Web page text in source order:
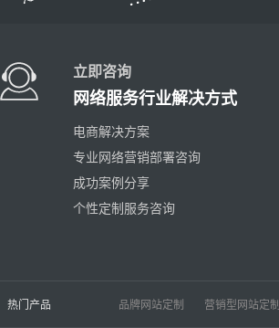
立即咨询
网络服务行业解决方式
电商解决方案
专业网络营销部署咨询
成功案例分享
个性定制服务咨询
热门产品 品牌网站定制 营销型网站定制